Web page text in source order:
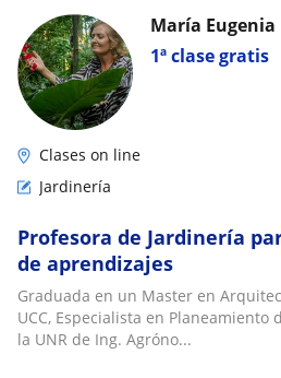
1ª clase gratis
María Eugenia
Clases on line
Jardinería
Profesora de Jardinería
de aprendizajes
Graduada en un Master en
UCC, Especialista en Planeamiento
la UNR de Ing. Agróno...